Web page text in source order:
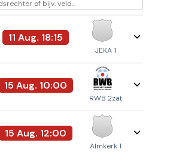
11 Aug. 18:15
JEKA 1
15 Aug. 10:00
RWB 2zat
15 Aug. 12:00
Almkerk 1